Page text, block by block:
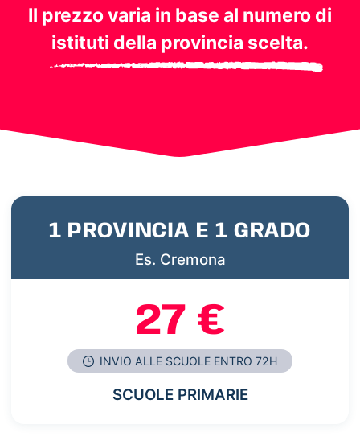
Il prezzo varia in base al numero di
istituti della provincia scelta.
1 PROVINCIA E 1 GRADO
Es. Cremona
27 €
INVIO ALLE SCUOLE ENTRO 72H
SCUOLE PRIMARIE